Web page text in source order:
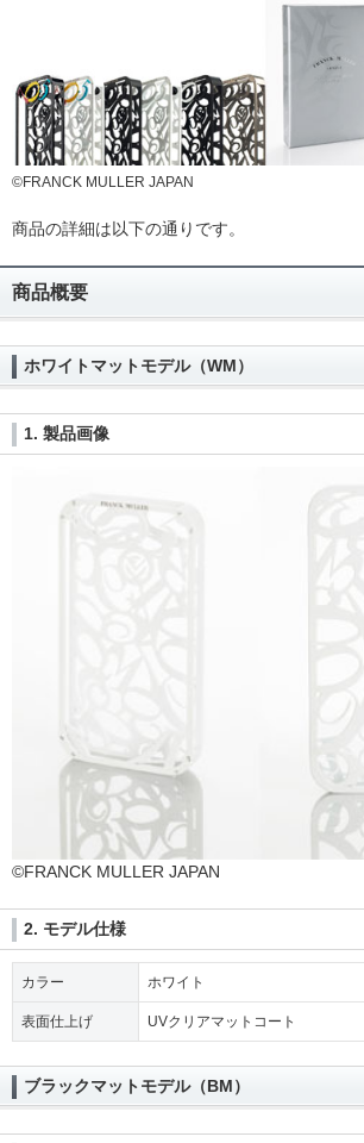
©FRANCK MULLER JAPAN
商品の詳細は以下の通りです。
商品概要
ホワイトマットモデル（WM）
1. 製品画像
©FRANCK MULLER JAPAN
2. モデル仕様
カラー ホワイト
表面仕上げ UVクリアマットコート
ブラックマットモデル（BM）